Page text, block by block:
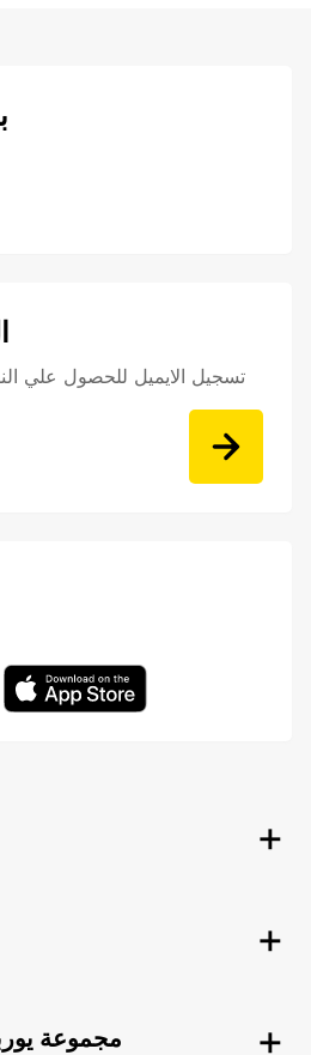
تسجيل الايميل للحصول علي
مجموعة